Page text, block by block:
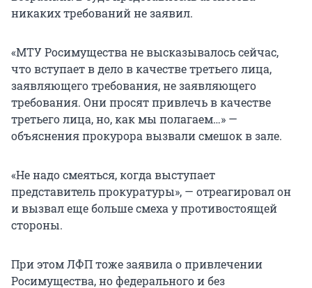
никаких требований не заявил.
«МТУ Росимущества не высказывалось сейчас,
что вступает в дело в качестве третьего лица,
заявляющего требования, не заявляющего
требования. Они просят привлечь в качестве
третьего лица, но, как мы полагаем…» —
объяснения прокурора вызвали смешок в зале.
«Не надо смеяться, когда выступает
представитель прокуратуры», — отреагировал он
и вызвал еще больше смеха у противостоящей
стороны.
При этом ЛФП тоже заявила о привлечении
Росимущества, но федерального и без